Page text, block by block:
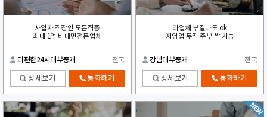
사업자 직장인 모든직종
최대 1억 비대면전문업체
더편한24시대부중개 전국
상세보기 통화하기
타업체 부결나도 ok
자영업 무직 주부 싹 가능
강남대부중개 전국
상세보기 통화하기